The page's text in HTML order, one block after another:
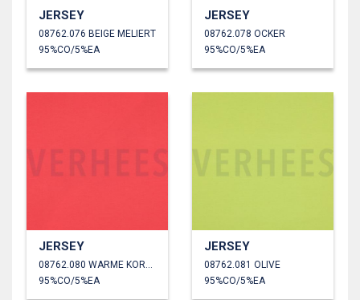
JERSEY
08762.076 BEIGE MELIERT
95%CO/5%EA
JERSEY
08762.078 OCKER
95%CO/5%EA
JERSEY
95%CO/5%EA
JERSEY
08762.081 OLIVE
95%CO/5%EA